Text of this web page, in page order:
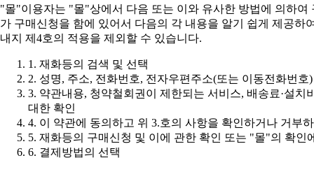
내지 제4호의 적용을 제외할 수 있습니다.
1. 재화등의 검색 및 선택
2. 성명, 주소, 전화번호, 전자우편주소(또는 이동전화번호
대한 확인
4. 이 약관에 동의하고 위 3.호의 사항을 확인하거나 거부
5. 재화등의 구매신청 및 이에 관한 확인 또는 "몰"의 확인
6. 결제방법의 선택